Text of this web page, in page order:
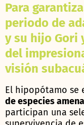
Para
periodo de
y su hijo Gori
del
visión
El hipopótamo se
de especies
participan una